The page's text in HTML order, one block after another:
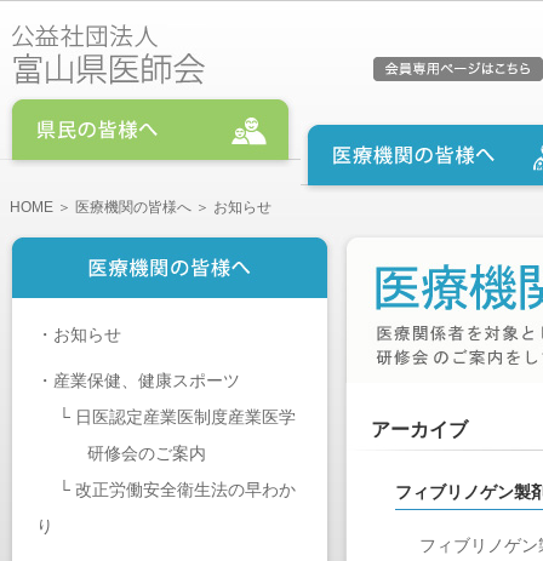
HOME ＞ 医療機関の皆様へ ＞ お知らせ
・ お知らせ
・ 産業保健、健康スポーツ
└ 日医認定産業医制度産業医学
研修会のご案内
└ 改正労働安全衛生法の早わか
り
アーカイブ
フィブリノゲン製
フィブリノゲ